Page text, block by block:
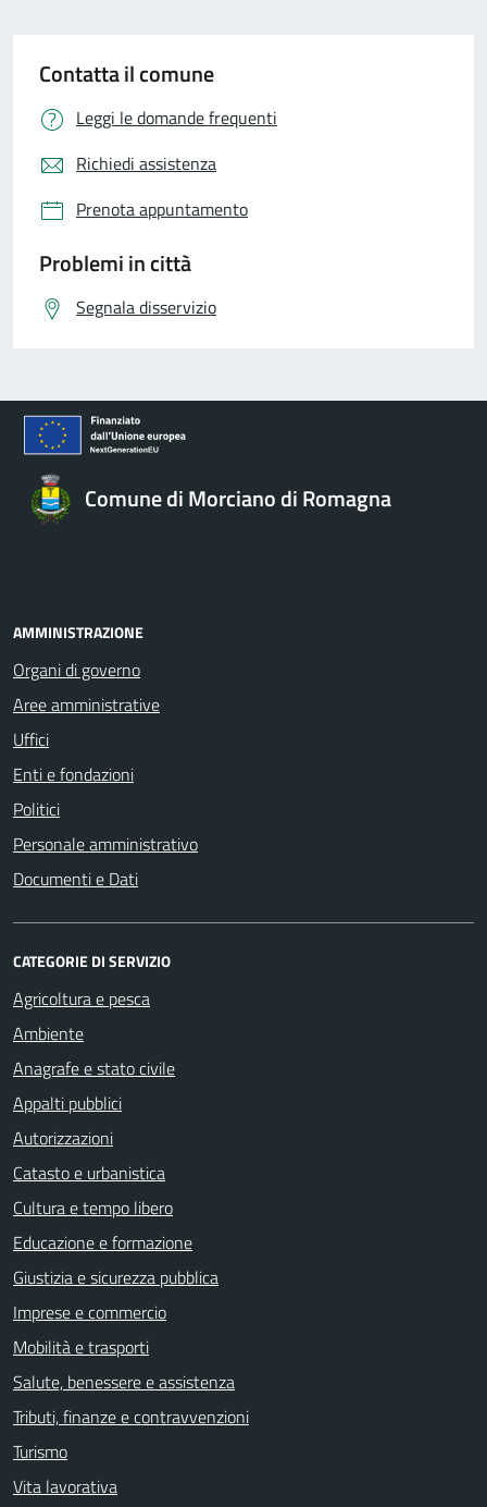
Contatta il comune
Leggi le domande frequenti
Richiedi assistenza
Prenota appuntamento
Problemi in città
Segnala disservizio
Comune di Morciano di Romagna
AMMINISTRAZIONE
Organi di governo
Aree amministrative
Uffici
Enti e fondazioni
Politici
Personale amministrativo
Documenti e Dati
CATEGORIE DI SERVIZIO
Agricoltura e pesca
Ambiente
Anagrafe e stato civile
Appalti pubblici
Autorizzazioni
Catasto e urbanistica
Cultura e tempo libero
Educazione e formazione
Giustizia e sicurezza pubblica
Imprese e commercio
Mobilità e trasporti
Salute, benessere e assistenza
Tributi, finanze e contravvenzioni
Turismo
Vita lavorativa